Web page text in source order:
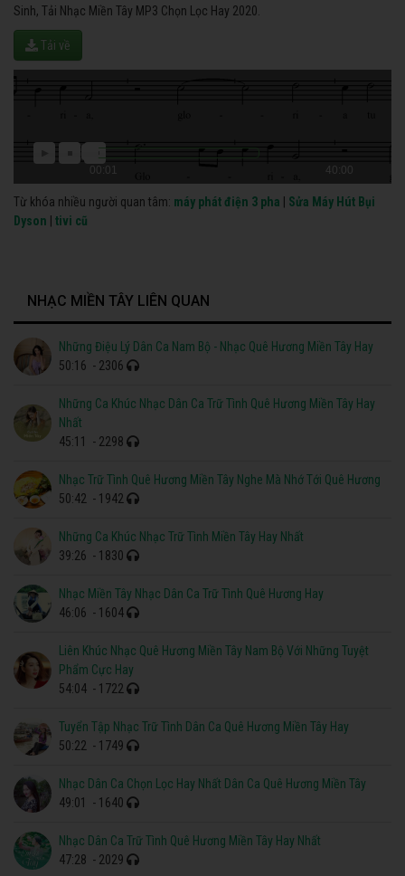
Sinh, Tải Nhạc Miền Tây MP3 Chọn Lọc Hay 2020.
Tải về
00:01 40:00
Từ khóa nhiều người quan tâm: máy phát điện 3 pha
Sửa Máy Hút Bụi
Dyson
tivi cũ
NHẠC MIỀN TÂY LIÊN QUAN
Những Điệu Lý Dân Ca Nam Bộ - Nhạc Quê Hương Miền Tây Hay
50:16 - 2306
Những Ca Khúc Nhạc Dân Ca Trữ Tình Quê Hương Miền Tây Hay
Nhất
45:11
- 2298
Nhạc Trữ Tình Quê Hương Miền Tây Nghe Mà Nhớ Tới Quê Hương
50:42 - 1942
Những Ca Khúc Nhạc Trữ Tình Miền Tây Hay Nhất
39:26 - 1830
Nhạc Miền Tây Nhạc Dân Ca Trữ Tình Quê Hương Hay
46:06 - 1604
Liên Khúc Nhạc Quê Hương Miền Tây Nam Bộ Với Những Tuyệt
Phẩm Cực Hay
54:04 - 1722
Tuyển Tập Nhạc Trữ Tình Dân Ca Quê Hương Miền Tây Hay
50:22 - 1749
Nhạc Dân Ca Chọn Lọc Hay Nhất Dân Ca Quê Hương Miền Tây
49:01
- 1640
Nhạc Dân Ca Trữ Tình Quê Hương Miền Tây Hay Nhất
47:28 - 2029